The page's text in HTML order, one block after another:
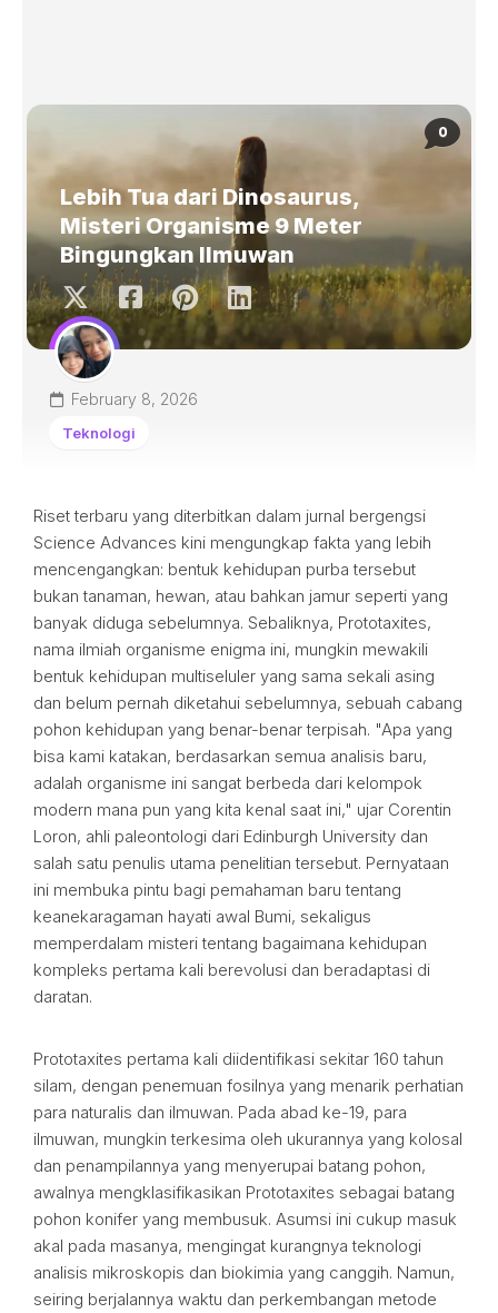
0
Lebih Tua dari Dinosaurus,
Misteri Organisme 9 Meter
Bingungkan Ilmuwan
February 8, 2026
Teknologi
Riset terbaru yang diterbitkan dalam jurnal bergengsi
Science Advances kini mengungkap fakta yang lebih
mencengangkan: bentuk kehidupan purba tersebut
bukan tanaman, hewan, atau bahkan jamur seperti yang
banyak diduga sebelumnya. Sebaliknya, Prototaxites,
nama ilmiah organisme enigma ini, mungkin mewakili
bentuk kehidupan multiseluler yang sama sekali asing
dan belum pernah diketahui sebelumnya, sebuah cabang
pohon kehidupan yang benar-benar terpisah. "Apa yang
bisa kami katakan, berdasarkan semua analisis baru,
adalah organisme ini sangat berbeda dari kelompok
modern mana pun yang kita kenal saat ini," ujar Corentin
Loron, ahli paleontologi dari Edinburgh University dan
salah satu penulis utama penelitian tersebut. Pernyataan
ini membuka pintu bagi pemahaman baru tentang
keanekaragaman hayati awal Bumi, sekaligus
memperdalam misteri tentang bagaimana kehidupan
kompleks pertama kali berevolusi dan beradaptasi di
daratan.
Prototaxites pertama kali diidentifikasi sekitar 160 tahun
silam, dengan penemuan fosilnya yang menarik perhatian
para naturalis dan ilmuwan. Pada abad ke-19, para
ilmuwan, mungkin terkesima oleh ukurannya yang kolosal
dan penampilannya yang menyerupai batang pohon,
awalnya mengklasifikasikan Prototaxites sebagai batang
pohon konifer yang membusuk. Asumsi ini cukup masuk
akal pada masanya, mengingat kurangnya teknologi
analisis mikroskopis dan biokimia yang canggih. Namun,
seiring berjalannya waktu dan perkembangan metode